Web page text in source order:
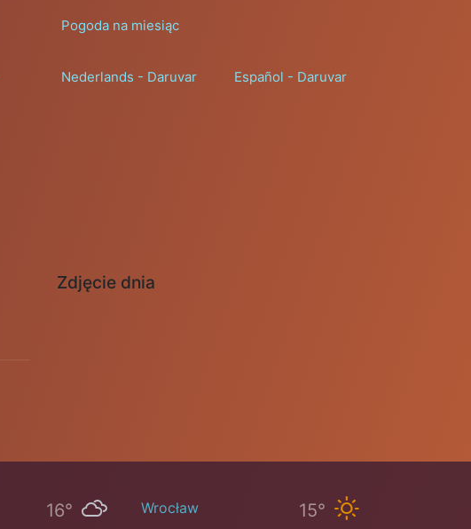
Pogoda na miesiąc
Nederlands - Daruvar
Español - Daruvar
Zdjęcie dnia
16° Wrocław 15°